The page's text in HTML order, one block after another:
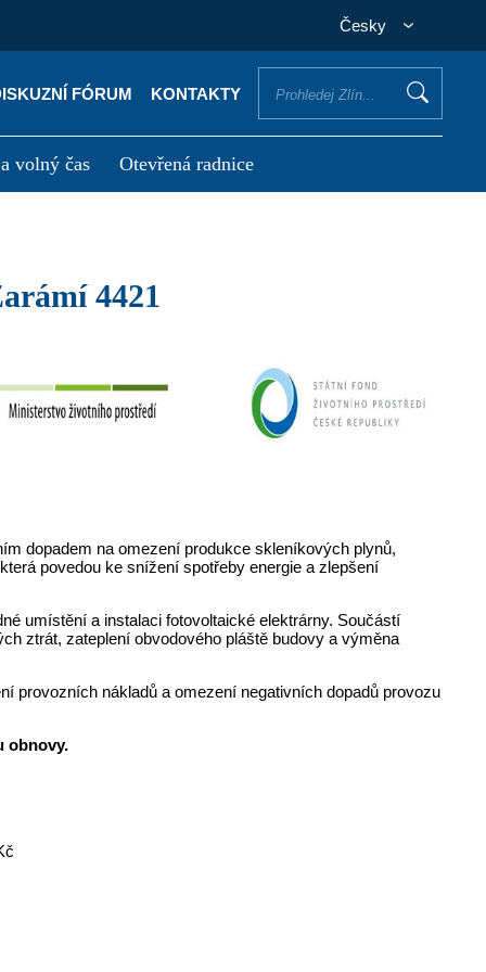
Česky
FÓRUM KONTAKTY
volný čas Otevřená radnice
4421
dopadem na omezení produkce skleníkových plynů,
povedou ke snížení spotřeby energie a zlepšení
umístění a instalaci fotovoltaické elektrárny. Součástí
ztrát, zateplení obvodového pláště budovy a výměna
provozních nákladů a omezení negativních dopadů provozu
obnovy.